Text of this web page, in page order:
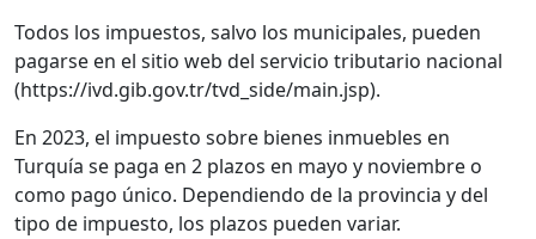
Todos los impuestos, salvo los municipales, pueden
pagarse en el sitio web del servicio tributario nacional
(https://ivd.gib.gov.tr/tvd_side/main.jsp).
En 2023, el impuesto sobre bienes inmuebles en
Turquía se paga en 2 plazos en mayo y noviembre o
como pago único. Dependiendo de la provincia y del
tipo de impuesto, los plazos pueden variar.